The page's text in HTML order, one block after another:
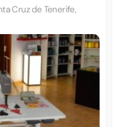
Cruz de Tenerife,